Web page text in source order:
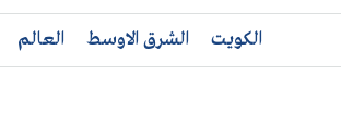
الكويت الشرق الاوسط العالم